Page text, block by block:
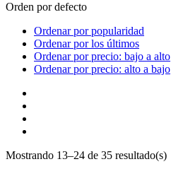
Orden por defecto
Ordenar por popularidad
Ordenar por los últimos
Ordenar por precio: bajo a alto
Ordenar por precio: alto a bajo
Mostrando 13–24 de 35 resultado(s)